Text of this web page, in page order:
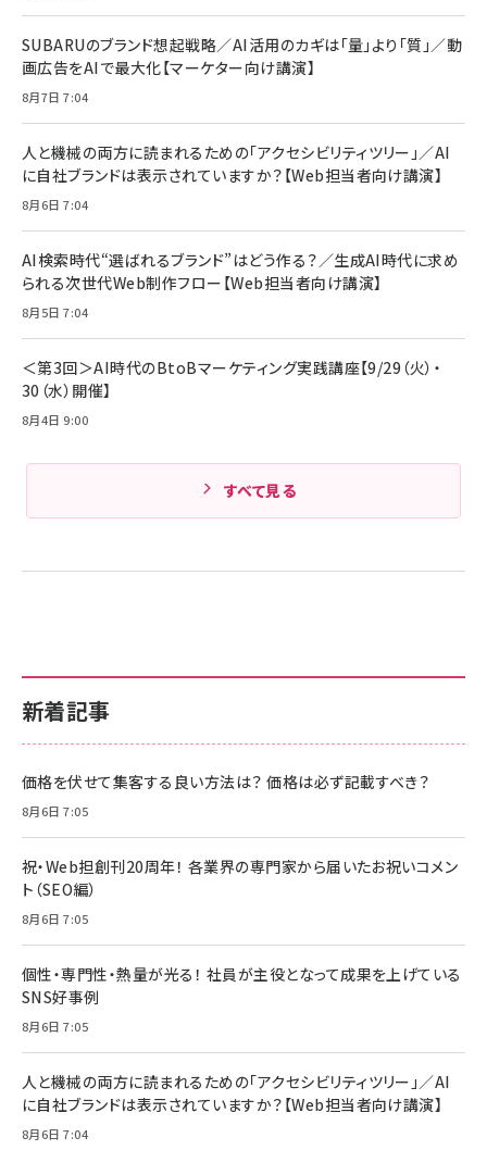
￥880
組織の成果を最大化する ルールのデザイン
Amazonランキングをもっと見る
￥6,980
全ワイヤレスイヤホン/アクティブノイズキャンセリ
技術基準適合】ブラック
￥5,990
ケーブル Anker絡まないケーブル 240W 結束バン
ド付き USB PD対応 シリコン素材採用 iPhone
17 / 16 / 15 / Galaxy iPad Pro MacBook
Pro/Air 各種対応 (1.8m ミッドナイトブラック)
￥1,890
MacBook Pro/Air 各種対応 (1.8m ミッドナ
イトブラック)
￥1,890
サッポロ 生ビール 黒ラベル 350ml 缶 24本 ビー
ル ケース買い【6/30応募〆切! 黒ラベルビヤセラー
￥4,857
新着記事
価格を伏せて集客する良い方法は？ 価格は必ず記載すべき？
8月6日 7:05
祝・Web担創刊20周年！ 各業界の専門家から届いたお祝いコメン
ト（SEO編）
8月6日 7:05
個性・専門性・熱量が光る！ 社員が主役となって成果を上げている
SNS好事例
8月6日 7:05
人と機械の両方に読まれるための「アクセシビリティツリー」／AI
に自社ブランドは表示されていますか？【Web担当者向け講演】
8月6日 7:04
SUBARUのブランド想起戦略／AI活用のカギは「量」より「質」／動
画広告をAIで最大化【マーケター向け講演】
8月7日 7:04
人と機械の両方に読まれるための「アクセシビリティツリー」／AI
に自社ブランドは表示されていますか？【Web担当者向け講演】
8月6日 7:04
AI検索時代“選ばれるブランド”はどう作る？／生成AI時代に求め
られる次世代Web制作フロー【Web担当者向け講演】
8月5日 7:04
＜第3回＞AI時代のBtoBマーケティング実践講座【9/29（火）・
30（水）開催】
8月4日 9:00
すべて見る